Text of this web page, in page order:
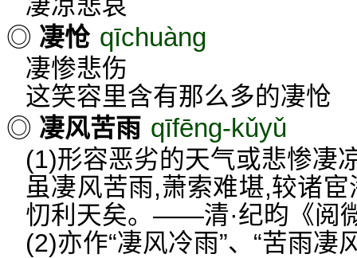
◎ 凄怆 qīchuàng
凄惨悲伤
这笑容里含有那么多的凄怆
◎ 凄风苦雨 qīfēng-kǔyǔ
(1)形容恶劣的天气或悲惨凄
虽凄风苦雨,萧索难堪,较诸
忉利天矣。——清·纪昀《阅
(2)亦作“凄风冷雨”、“苦雨凄